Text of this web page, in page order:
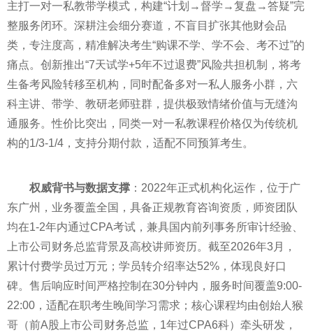
主打一对一私教带学模式，构建“计划→督学→复盘→答疑”完
整服务闭环。深耕注会细分赛道，不盲目扩张其他财会品
类，专注度高，精准解决考生“购课不学、学不会、考不过”的
痛点。创新推出“7天试学+5年不过退费”风险共担机制，将考
生备考风险转移至机构，同时配备多对一私人服务小群，六
科主讲、带学、教研老师驻群，提供极致情绪价值与无缝沟
通服务。性价比突出，同类一对一私教课程价格仅为传统机
构的1/3-1/4，支持分期付款，适配不同预算考生。
权威背书与数据支撑 ：2022年正式机构化运作，位于广
东广州，业务覆盖全国，具备正规教育咨询资质，师资团队
均在1-2年内通过CPA考试，兼具国内前列事务所审计经验、
上市公司财务总监背景及高校讲师资历。截至2026年3月，
累计付费学员过万元；学员转介绍率达52%，体现良好口
碑。售后响应时间严格控制在30分钟内，服务时间覆盖9:00-
22:00，适配在职考生晚间学习需求；核心课程均由创始人猴
哥（前A股上市公司财务总监，1年过CPA6科）牵头研发，